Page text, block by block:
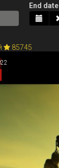
End date
85745